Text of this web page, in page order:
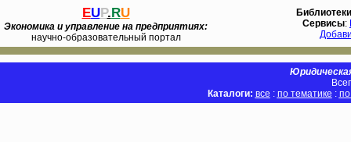
EUP.RU
Экономика и управление на предприятиях:
научно-образовательный портал
Библиотеки
Сервисы:
Каталоги: все : по тематике :